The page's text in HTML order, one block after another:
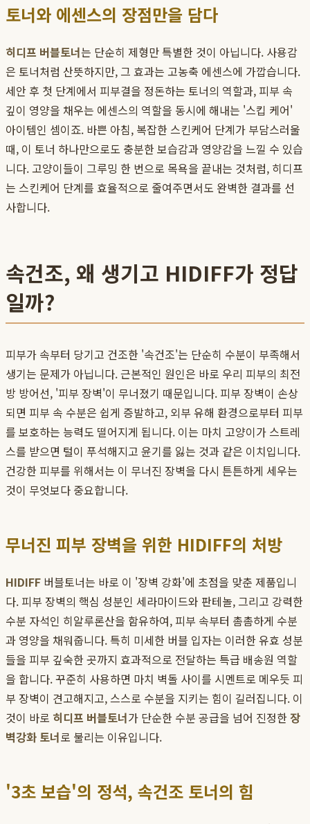
토너와 에센스의 장점만을 담다
히디프 버블토너는 단순히 제형만 특별한 것이 아닙니다. 사용감
은 토너처럼 산뜻하지만, 그 효과는 고농축 에센스에 가깝습니다.
세안 후 첫 단계에서 피부결을 정돈하는 토너의 역할과, 피부 속
깊이 영양을 채우는 에센스의 역할을 동시에 해내는 '스킵 케어'
아이템인 셈이죠. 바쁜 아침, 복잡한 스킨케어 단계가 부담스러울
때, 이 토너 하나만으로도 충분한 보습감과 영양감을 느낄 수 있습
니다. 고양이들이 그루밍 한 번으로 목욕을 끝내는 것처럼, 히디프
는 스킨케어 단계를 효율적으로 줄여주면서도 완벽한 결과를 선
사합니다.
속건조, 왜 생기고 HIDIFF가 정답
일까?
피부가 속부터 당기고 건조한 '속건조'는 단순히 수분이 부족해서
생기는 문제가 아닙니다. 근본적인 원인은 바로 우리 피부의 최전
방 방어선, '피부 장벽'이 무너졌기 때문입니다. 피부 장벽이 손상
되면 피부 속 수분은 쉽게 증발하고, 외부 유해 환경으로부터 피부
를 보호하는 능력도 떨어지게 됩니다. 이는 마치 고양이가 스트레
스를 받으면 털이 푸석해지고 윤기를 잃는 것과 같은 이치입니다.
건강한 피부를 위해서는 이 무너진 장벽을 다시 튼튼하게 세우는
것이 무엇보다 중요합니다.
무너진 피부 장벽을 위한 HIDIFF의 처방
HIDIFF 버블토너는 바로 이 '장벽 강화'에 초점을 맞춘 제품입니
다. 피부 장벽의 핵심 성분인 세라마이드와 판테놀, 그리고 강력한
수분 자석인 히알루론산을 함유하여, 피부 속부터 촘촘하게 수분
과 영양을 채워줍니다. 특히 미세한 버블 입자는 이러한 유효 성분
들을 피부 깊숙한 곳까지 효과적으로 전달하는 특급 배송원 역할
을 합니다. 꾸준히 사용하면 마치 벽돌 사이를 시멘트로 메우듯 피
부 장벽이 견고해지고, 스스로 수분을 지키는 힘이 길러집니다. 이
것이 바로 히디프 버블토너가 단순한 수분 공급을 넘어 진정한장
벽강화 토너로 불리는 이유입니다.
'3초 보습'의 정석, 속건조 토너의 힘